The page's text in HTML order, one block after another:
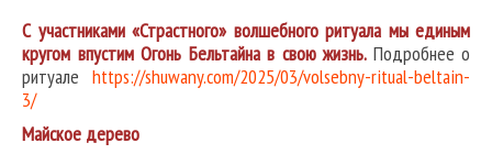
С участниками «Страстного» волшебного ритуала мы единым
кругом впустим Огонь Бельтайна в свою жизнь. Подробнее о
ритуале https://shuwany.com/2025/03/volsebny-ritual-beltain-
3/
Майское дерево